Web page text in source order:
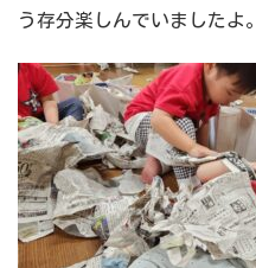
う存分楽しんでいましたよ。